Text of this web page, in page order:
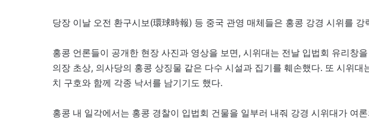
당장 이날 오전 환구시보(環球時報) 등 중국 관영 매체들은 홍콩 강경 시위를 강
홍콩 언론들이 공개한 현장 사진과 영상을 보면, 시위대는 전날 입법회 유리창
의장 초상, 의사당의 홍콩 상징물 같은 다수 시설과 집기를 훼손했다. 또 시위
치 구호와 함께 각종 낙서를 남기기도 했다.
홍콩 내 일각에서는 홍콩 경찰이 입법회 건물을 일부러 내줘 강경 시위대가 여